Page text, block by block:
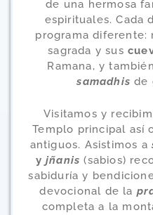
de una hermosa
espirituales. Cada
programa diferente:
sagrada y sus
Ramana, y
samadhis de
Visitamos y
Templo principal así
antiguos. Asistimos a
yjñanis (sabios)
sabiduría y
devocional de la
completa a la